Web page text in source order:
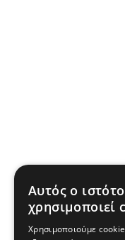
Αυτός ο
χρησιμοποιεί
Χρησιμοποιούμε